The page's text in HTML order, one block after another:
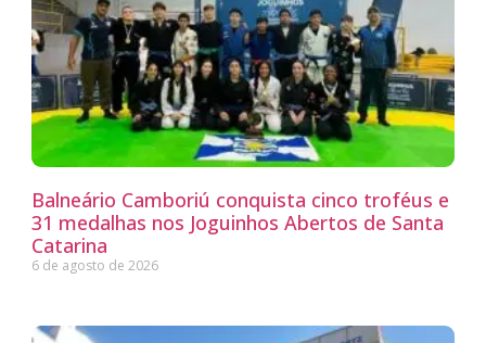
Balneário Camboriú conquista cinco troféus e
31 medalhas nos Joguinhos Abertos de Santa
Catarina
6 de agosto de 2026